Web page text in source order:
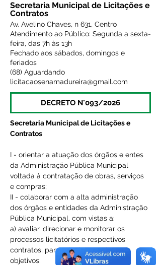
Secretaria Municipal de Licitações e
Contratos
Av. Avelino Chaves, n 631, Centro
Atendimento ao Público: Segunda a sexta-
feira, das 7h às 13h
Fechado aos sábados, domingos e
feriados
(68) Aguardando
licitacaosenamadureira@gmail.com
DECRETO N°093/2026
Secretaria Municipal de Licitações e
Contratos
I - orientar a atuação dos órgãos e entes
da Administração Pública Municipal
voltada à contratação de obras, serviços
e compras;
II - colaborar com a alta administração
dos órgãos e entidades da Administração
Pública Municipal, com vistas a:
a) avaliar, direcionar e monitorar os
processos licitatórios e respectivos
contratos, para atingimento de seus
objetivos;